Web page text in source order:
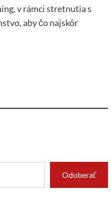
v rámci stretnutia s
aby čo najskôr
Odoberať